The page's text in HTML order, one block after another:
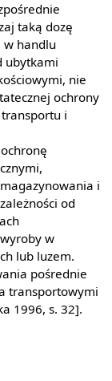
taką dozę
w handlu
ubytkami
nie
ochrony
i
i
od
w
lub luzem.
pośrednie
transportowymi
1996, s. 32].